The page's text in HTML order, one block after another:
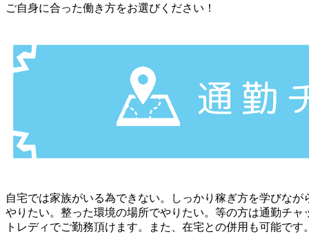
ご自身に合った働き方をお選びください！
自宅では家族がいる為できない。しっかり稼ぎ方を学びなが
やりたい。整った環境の場所でやりたい。等の方は通勤チャ
トレディでご勤務頂けます。また、在宅との併用も可能です